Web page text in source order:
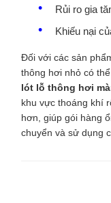
Rủi ro gia
Khiếu nại
Đối với các sản
thông hơi nhỏ có
lót lỗ thông hơi
khu vực thoáng khí
hơn, giúp gói hàng
chuyển và sử dụng